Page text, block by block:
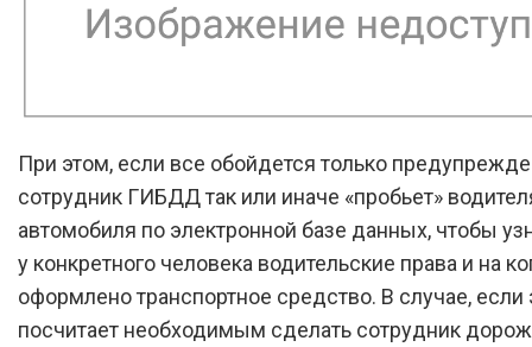
При этом, если все обойдется только
сотрудник ГИБДД так или иначе «пробьет»
автомобиля по электронной базе данных, чтобы
у конкретного человека водительские права и на
оформлено транспортное средство. В случае, если
посчитает необходимым сделать сотрудник